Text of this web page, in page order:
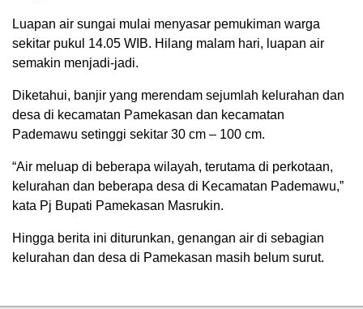
Luapan air sungai mulai menyasar pemukiman warga
sekitar pukul 14.05 WIB. Hilang malam hari, luapan air
semakin menjadi-jadi.
Diketahui, banjir yang merendam sejumlah kelurahan dan
desa di kecamatan Pamekasan dan kecamatan
Pademawu setinggi sekitar 30 cm – 100 cm.
“Air meluap di beberapa wilayah, terutama di perkotaan,
kelurahan dan beberapa desa di Kecamatan Pademawu,”
kata Pj Bupati Pamekasan Masrukin.
Hingga berita ini diturunkan, genangan air di sebagian
kelurahan dan desa di Pamekasan masih belum surut.